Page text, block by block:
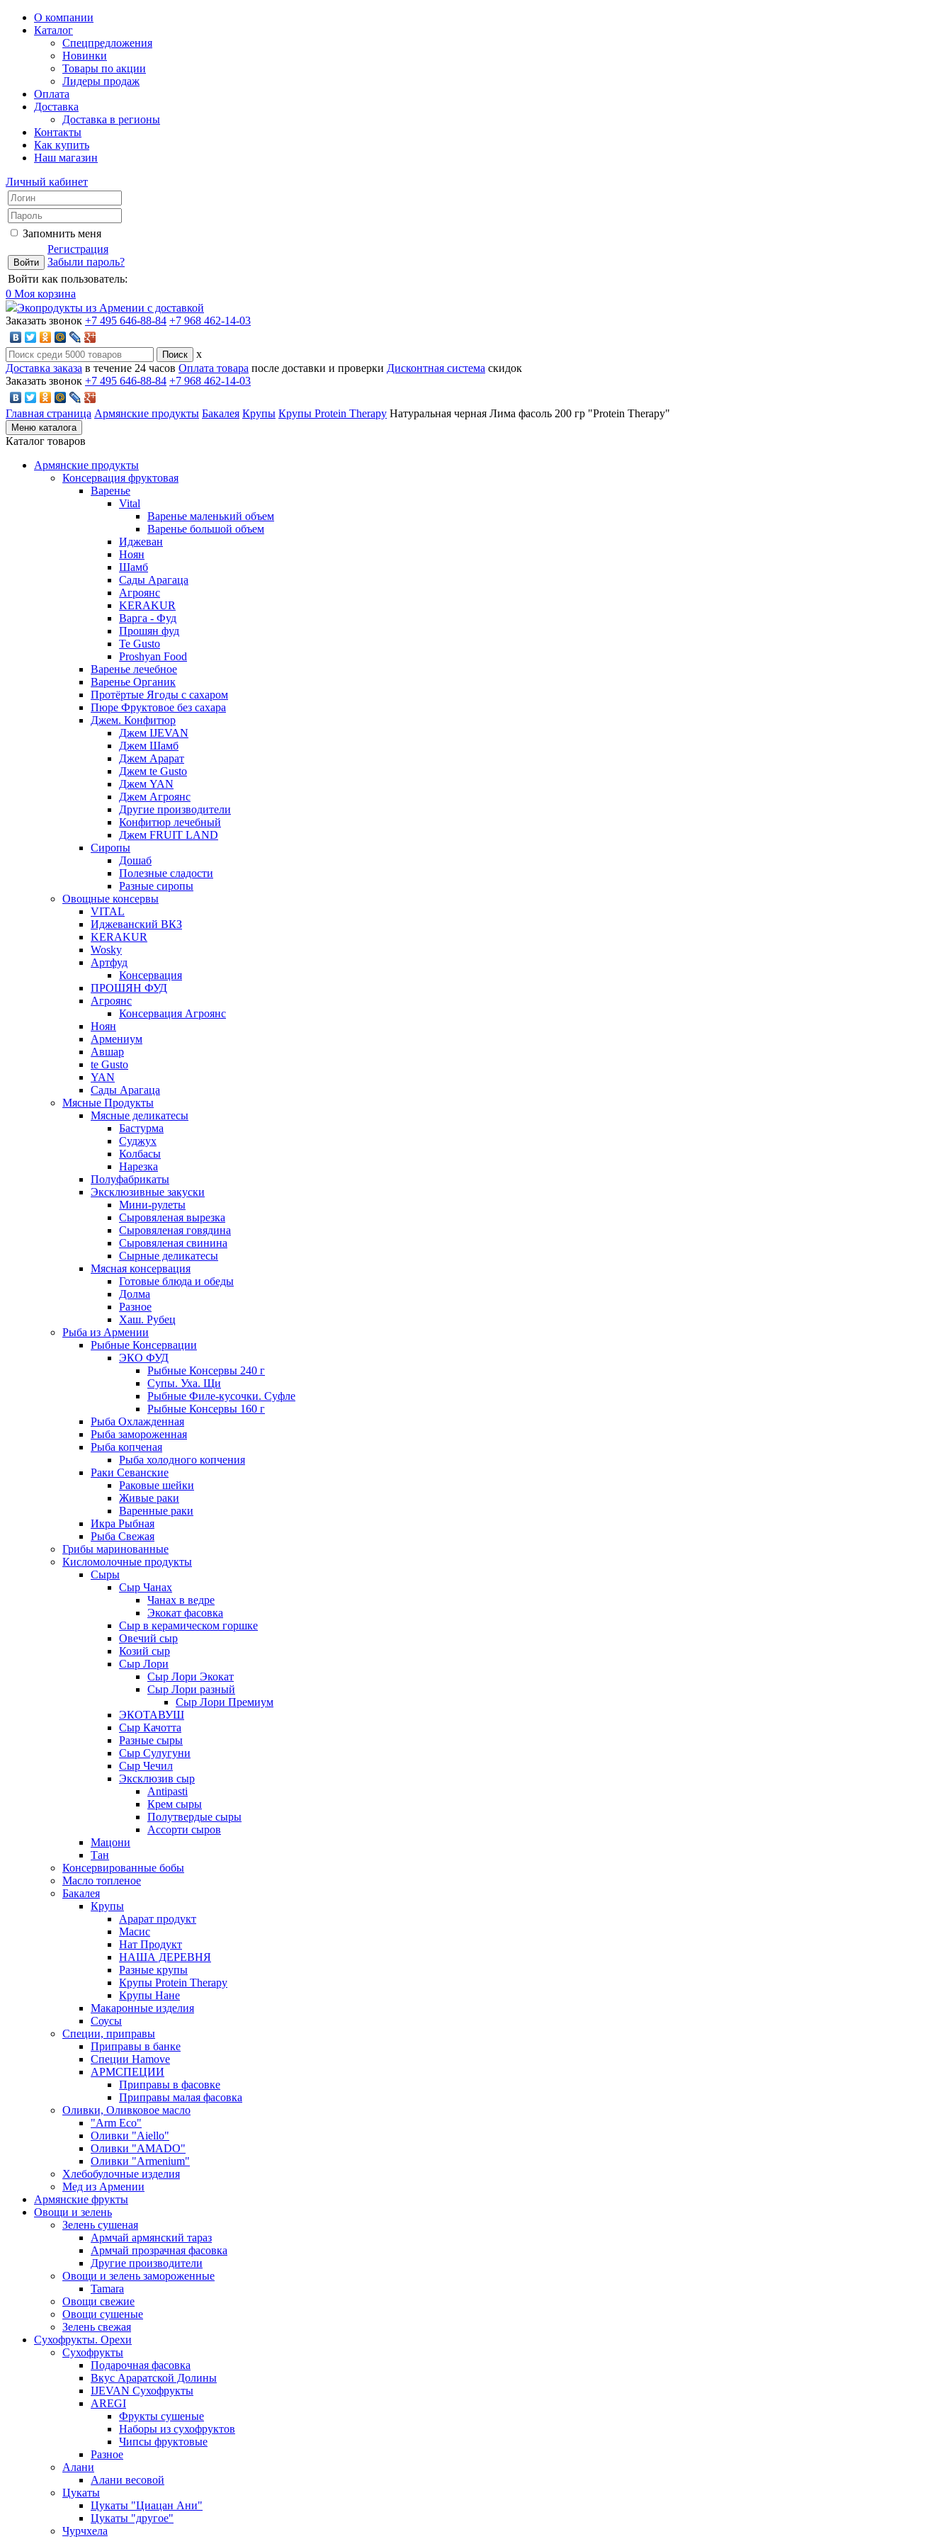
О компании
Каталог
Спецпредложения
Новинки
Товары по акции
Лидеры продаж
Оплата
Доставка
Доставка в регионы
Контакты
Как купить
Наш магазин
Личный кабинет
Запомнить меня
Регистрация
Забыли пароль?
Войти как пользователь:
0 Моя корзина
Экопродукты из Армении с доставкой
Заказать звонок +7 495 646-88-84 +7 968 462-14-03
x
Доставка заказа в течение 24 часов Оплата товара после доставки и проверки Дисконтная система скидок
Заказать звонок +7 495 646-88-84 +7 968 462-14-03
Главная страница Армянские продукты Бакалея Крупы Крупы Protein Therapy Натуральная черная Лима фасоль 200 гр "Protein Therapy"
Меню каталога
Каталог товаров
Армянские продукты
Консервация фруктовая
Варенье
Vital
Варенье маленький объем
Варенье большой объем
Иджеван
Ноян
Шамб
Сады Арагаца
Агроянс
KERAKUR
Варга - Фуд
Прошян фуд
Te Gusto
Proshyan Food
Варенье лечебное
Варенье Органик
Протёртые Ягоды с сахаром
Пюре Фруктовое без сахара
Джем. Конфитюр
Джем IJEVAN
Джем Шамб
Джем Арарат
Джем te Gusto
Джем YAN
Джем Агроянс
Другие производители
Конфитюр лечебный
Джем FRUIT LAND
Сиропы
Дошаб
Полезные сладости
Разные сиропы
Овощные консервы
VITAL
Иджеванский ВКЗ
KERAKUR
Wosky
Артфуд
Консервация
ПРОШЯН ФУД
Агроянс
Консервация Агроянс
Ноян
Армениум
Авшар
te Gusto
YAN
Сады Арагаца
Мясные Продукты
Мясные деликатесы
Бастурма
Суджух
Колбасы
Нарезка
Полуфабрикаты
Эксклюзивные закуски
Мини-рулеты
Сыровяленая вырезка
Сыровяленая говядина
Сыровяленая свинина
Сырные деликатесы
Мясная консервация
Готовые блюда и обеды
Долма
Разное
Хаш. Рубец
Рыба из Армении
Рыбные Консервации
ЭКО ФУД
Рыбные Консервы 240 г
Супы. Уха. Щи
Рыбные Филе-кусочки. Суфле
Рыбные Консервы 160 г
Рыба Охлажденная
Рыба замороженная
Рыба копченая
Рыба холодного копчения
Раки Севанские
Раковые шейки
Живые раки
Варенные раки
Икра Рыбная
Рыба Свежая
Грибы маринованные
Кисломолочные продукты
Сыры
Сыр Чанах
Чанах в ведре
Экокат фасовка
Сыр в керамическом горшке
Овечий сыр
Козий сыр
Сыр Лори
Сыр Лори Экокат
Сыр Лори разный
Сыр Лори Премиум
ЭКОТАВУШ
Сыр Качотта
Разные сыры
Сыр Сулугуни
Сыр Чечил
Эксклюзив сыр
Antipasti
Крем сыры
Полутвердые сыры
Ассорти сыров
Мацони
Тан
Консервированные бобы
Масло топленое
Бакалея
Крупы
Арарат продукт
Масис
Нат Продукт
НАША ДЕРЕВНЯ
Разные крупы
Крупы Protein Therapy
Крупы Нане
Макаронные изделия
Соусы
Специи, приправы
Приправы в банке
Специи Hamove
АРМСПЕЦИИ
Приправы в фасовке
Приправы малая фасовка
Оливки, Оливковое масло
"Arm Eco"
Оливки "Aiello"
Оливки "AMADO"
Оливки "Armenium"
Хлебобулочные изделия
Мед из Армении
Армянские фрукты
Овощи и зелень
Зелень сушеная
Армчай армянский тараз
Армчай прозрачная фасовка
Другие производители
Овощи и зелень замороженные
Tamara
Овощи свежие
Овощи сушеные
Зелень свежая
Сухофрукты. Орехи
Сухофрукты
Подарочная фасовка
Вкус Араратской Долины
IJEVAN Сухофрукты
AREGI
Фрукты сушеные
Наборы из сухофруктов
Чипсы фруктовые
Разное
Алани
Алани весовой
Цукаты
Цукаты "Циацан Ани"
Цукаты "другое"
Чурчхела